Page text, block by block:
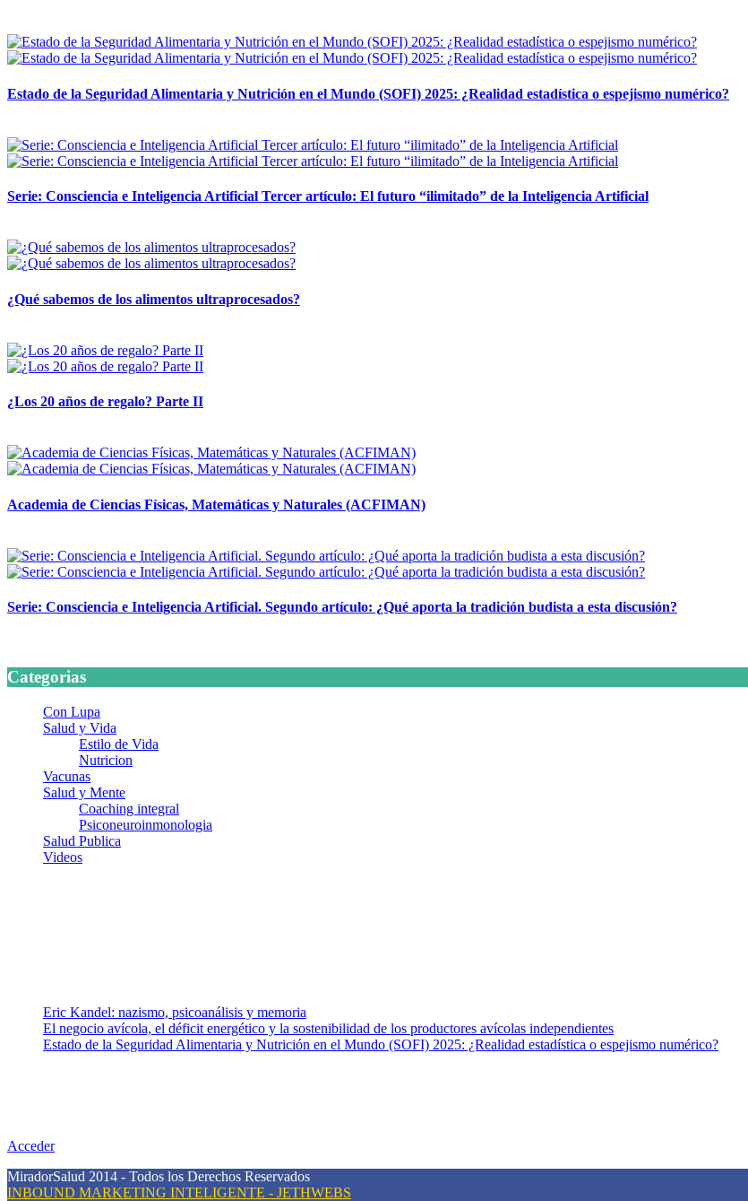
Estado de la Seguridad Alimentaria y Nutrición en el Mundo (SOFI) 2025: ¿Realidad estadística o espejismo numérico?
Serie: Consciencia e Inteligencia Artificial Tercer artículo: El futuro “ilimitado” de la Inteligencia Artificial
¿Qué sabemos de los alimentos ultraprocesados?
¿Los 20 años de regalo? Parte II
Academia de Ciencias Físicas, Matemáticas y Naturales (ACFIMAN)
Serie: Consciencia e Inteligencia Artificial. Segundo artículo: ¿Qué aporta la tradición budista a esta discusión?
Categorias
Con Lupa
Salud y Vida
Estilo de Vida
Nutricion
Vacunas
Salud y Mente
Coaching integral
Psiconeuroinmonologia
Salud Publica
Videos
Eric Kandel: nazismo, psicoanálisis y memoria
El negocio avícola, el déficit energético y la sostenibilidad de los productores avícolas independientes
Estado de la Seguridad Alimentaria y Nutrición en el Mundo (SOFI) 2025: ¿Realidad estadística o espejismo numérico?
Acceder
MiradorSalud 2014 - Todos los Derechos Reservados
INBOUND MARKETING INTELIGENTE - JETHWEBS